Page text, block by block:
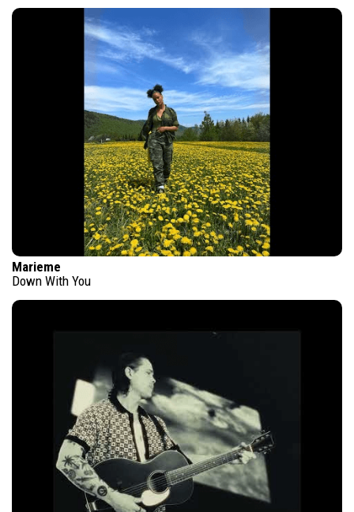
Marieme
Down With You